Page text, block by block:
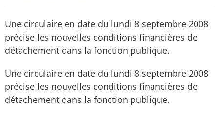
Une circulaire en date du lundi 8 septembre 2008
précise les nouvelles conditions financières de
détachement dans la fonction publique.
Une circulaire en date du lundi 8 septembre 2008
précise les nouvelles conditions financières de
détachement dans la fonction publique.